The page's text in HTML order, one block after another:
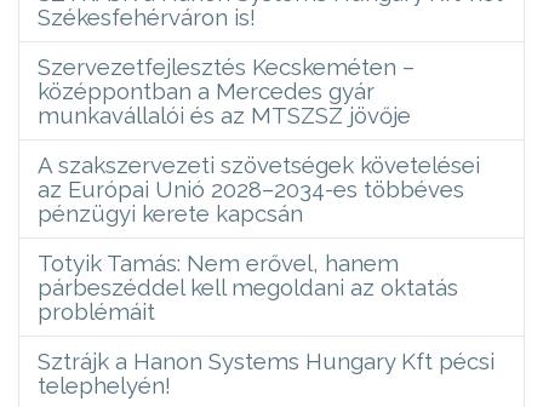
Székesfehérváron is!
Szervezetfejlesztés Kecskeméten –
középpontban a Mercedes gyár
munkavállalói és az MTSZSZ jövője
A szakszervezeti szövetségek követelései
az Európai Unió 2028–2034-es többéves
pénzügyi kerete kapcsán
Totyik Tamás: Nem erővel, hanem
párbeszéddel kell megoldani az oktatás
problémáit
Sztrájk a Hanon Systems Hungary Kft pécsi
telephelyén!